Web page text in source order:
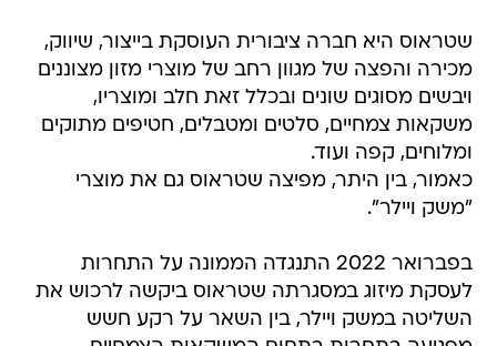
שטראוס היא חברה ציבורית העוסקת בייצור, שיווק,
מכירה והפצה של מגוון רחב של מוצרי מזון מצוננים
ויבשים מסוגים שונים ובכלל זאת חלב ומוצריו,
משקאות צמחיים, סלטים ומטבלים, חטיפים מתוקים
ומלוחים, קפה ועוד.
כאמור, בין היתר, מפיצה שטראוס גם את מוצרי
"משק ויילר".
בפברואר 2022 התנגדה הממונה על התחרות
לעסקת מיזוג במסגרתה שטראוס ביקשה לרכוש את
השליטה במשק ויילר, בין השאר על רקע חשש